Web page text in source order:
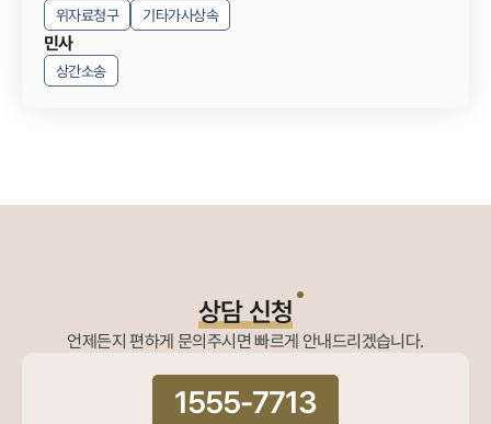
위자료청구 기타가사상속
민사
상간소송
상담 신청
언제든지 편하게 문의주시면 빠르게 안내드리겠습니다.
1555-7713